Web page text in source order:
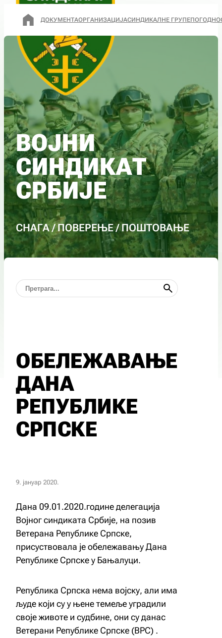
ДОКУМЕНТАОРГАНИЗАЦИЈАСИНДИКАЛНЕ ГРУПЕ
ВОЈНИ
СИНДИКАТ
СРБИЈЕ
СНАГА / ПОВЕРЕЊЕ / ПОШТОВАЊЕ
ОБЕЛЕЖАВАЊЕ
ДАНА
РЕПУБЛИКЕ
СРПСКЕ
9. јануар 2020.
Дана 09.01.2020.године делегација
Војног синдиката Србије, на позив
Ветерана Републике Српске,
присуствовала је обележавању Дана
Републике Српске у Бањалуци.
Република Српска нема војску, али има
људе који су у њене темеље уградили
своје животе и судбине, они су данас
Ветерани Републике Српске (ВРС) .